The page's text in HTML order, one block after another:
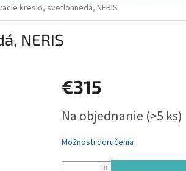
kreslo, svetlohnedá, NERIS
NERIS
€315
cena:
Na objednanie (>5 ks)
Možnosti doručenia